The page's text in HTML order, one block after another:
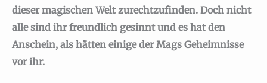
dieser magischen Welt zurechtzufinden. Doch nicht
alle sind ihr freundlich gesinnt und es hat den
Anschein, als hätten einige der Mags Geheimnisse
vor ihr.